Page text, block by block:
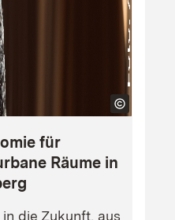
für
Räume in
die Zukunft, aus